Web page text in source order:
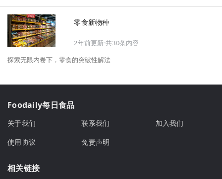
零食新物种
2年前更新·共30条内容
探索无限内卷下，零食的突破性解法
Foodaily每日食品
关于我们 联系我们
加入我们
使用协议
免责声明
相关链接